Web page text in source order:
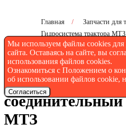
Мы используем файлы cookies
сайта. Оставаясь на сайте, вы
использования файлов cookies.
Ознакомиться с Положением о
об использовании файлов cookie,
Согласиться
Главная / Запчасти для
Гидросистема трактора МТЗ
Н036.02.002 Штуцер
Н036.02.002
МТЗ